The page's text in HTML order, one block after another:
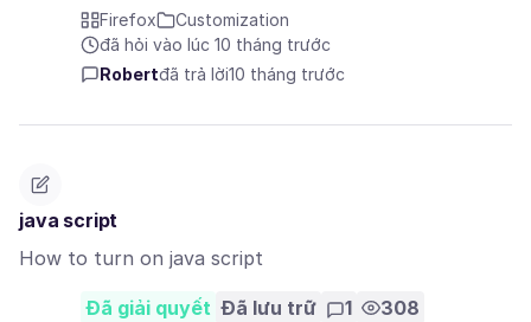
Firefox
Customization
đã hỏi vào lúc 10 tháng trước
Robertđã trả lời10 tháng trước
java script
How to turn on java script
Đã giải quyết Đã lưu trữ 1 308